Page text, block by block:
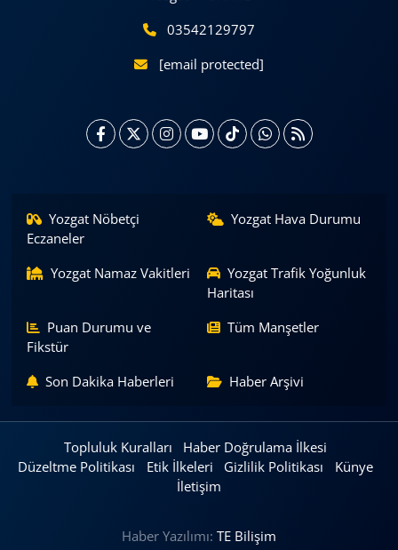
03542129797
[email protected]
Yozgat Nöbetçi
Eczaneler
Yozgat Hava Durumu
Yozgat Namaz Vakitleri
Yozgat Trafik Yoğunluk
Haritası
Puan Durumu ve
Fikstür
Tüm Manşetler
Son Dakika Haberleri Haber Arşivi
Topluluk Kuralları
Haber Doğrulama İlkesi
Düzeltme Politikası
Etik İlkeleri Gizlilik Politikası
Künye
İletişim
Haber Yazılımı: TE Bilişim